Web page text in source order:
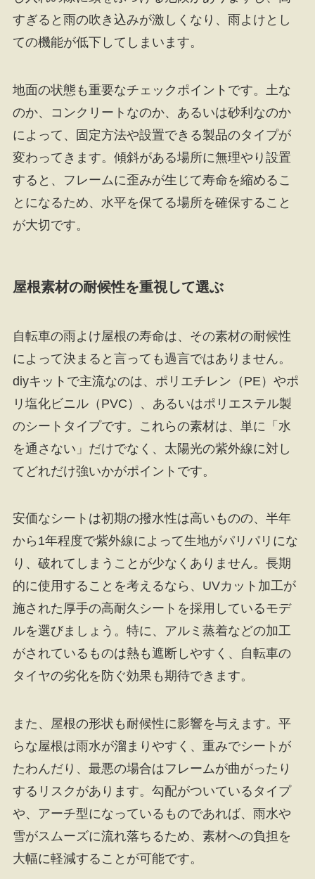
すぎると雨の吹き込みが激しくなり、雨よけとし
ての機能が低下してしまいます。
地面の状態も重要なチェックポイントです。土な
のか、コンクリートなのか、あるいは砂利なのか
によって、固定方法や設置できる製品のタイプが
変わってきます。傾斜がある場所に無理やり設置
すると、フレームに歪みが生じて寿命を縮めるこ
とになるため、水平を保てる場所を確保すること
が大切です。
屋根素材の耐候性を重視して選ぶ
自転車の雨よけ屋根の寿命は、その素材の耐候性
によって決まると言っても過言ではありません。
diyキットで主流なのは、ポリエチレン（PE）やポ
リ塩化ビニル（PVC）、あるいはポリエステル製
のシートタイプです。これらの素材は、単に「水
を通さない」だけでなく、太陽光の紫外線に対し
てどれだけ強いかがポイントです。
安価なシートは初期の撥水性は高いものの、半年
から1年程度で紫外線によって生地がパリパリにな
り、破れてしまうことが少なくありません。長期
的に使用することを考えるなら、UVカット加工が
施された厚手の高耐久シートを採用しているモデ
ルを選びましょう。特に、アルミ蒸着などの加工
がされているものは熱も遮断しやすく、自転車の
タイヤの劣化を防ぐ効果も期待できます。
また、屋根の形状も耐候性に影響を与えます。平
らな屋根は雨水が溜まりやすく、重みでシートが
たわんだり、最悪の場合はフレームが曲がったり
するリスクがあります。勾配がついているタイプ
や、アーチ型になっているものであれば、雨水や
雪がスムーズに流れ落ちるため、素材への負担を
大幅に軽減することが可能です。